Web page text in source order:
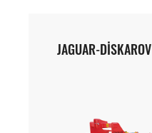
JAGUAR-DİSKAROV